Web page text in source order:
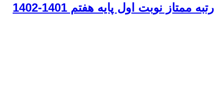
ممتاز نوبت اول پایه هفتم 1401-1402